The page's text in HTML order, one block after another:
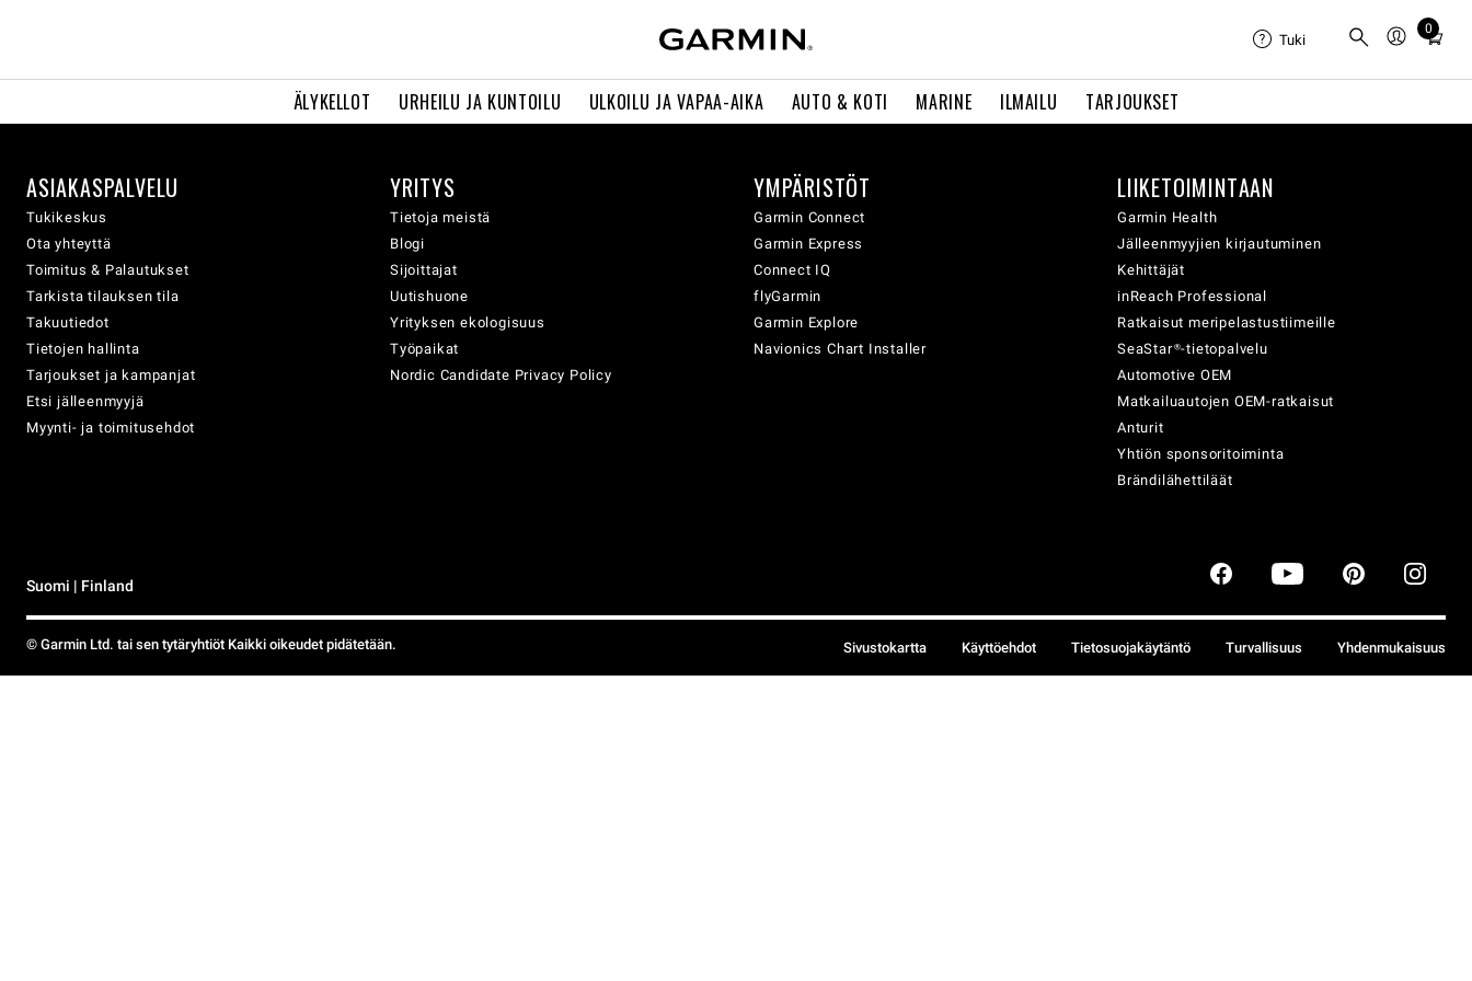
ÄLYKELLOT URHEILU JA KUNTOILU ULKOILU JA VAPAA-AIKA AUTO & KOTI MARINE ILMAILU TARJOUKSET
Tuki
0
Total
cart:
ASIAKASPALVELU
Tukikeskus
Ota yhteyttä
Toimitus & Palautukset
Tarkista tilauksen tila
Takuutiedot
Tietojen hallinta
Tarjoukset ja kampanjat
Etsi jälleenmyyjä
Myynti- ja toimitusehdot
YRITYS
Tietoja meistä
Blogi
Sijoittajat
Uutishuone
Yrityksen ekologisuus
Työpaikat
Nordic Candidate Privacy Policy
YMPÄRISTÖT
Garmin Connect
Garmin Express
Connect IQ
flyGarmin
Garmin Explore
Navionics Chart Installer
LIIKETOIMINTAAN
Garmin Health
Jälleenmyyjien kirjautuminen
Kehittäjät
inReach Professional
Ratkaisut meripelastustiimeille
SeaStar®-tietopalvelu
Automotive OEM
Matkailuautojen OEM-ratkaisut
Anturit
Yhtiön sponsoritoiminta
Brändilähettiläät
Suomi | Finland
© Garmin Ltd. tai sen tytäryhtiöt Kaikki oikeudet pidätetään. Sivustokartta Käyttöehdot Tietosuojakäytäntö Turvallisuus Yhdenmukaisuus